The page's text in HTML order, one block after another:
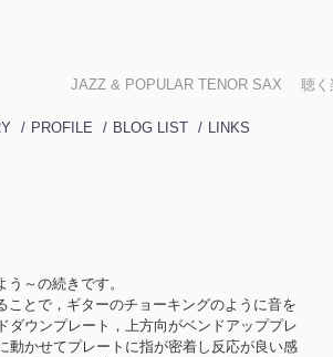
JAZZ & POPULAR TENOR SAX 聴
PROFILE BLOG LIST LINKS
～の続きです。
とで，ギターのチョーキングのように音を
ウンプレート，上方向がベンドアッププレ
動かせてプレートに指が密着し反応が良い感